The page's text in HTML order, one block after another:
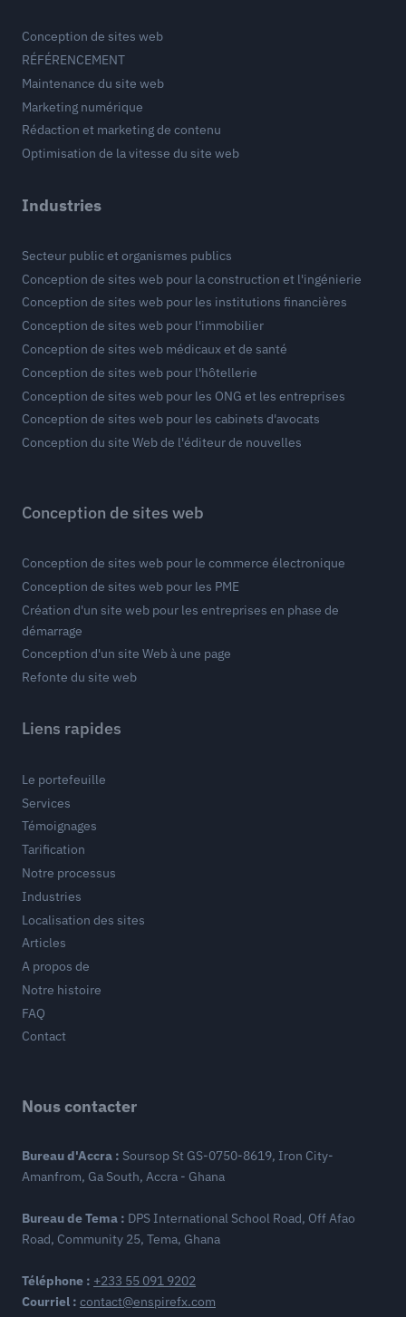
Conception de sites web
RÉFÉRENCEMENT
Maintenance du site web
Marketing numérique
Rédaction et marketing de contenu
Optimisation de la vitesse du site web
Industries
Secteur public et organismes publics
Conception de sites web pour la construction et l'ingénierie
Conception de sites web pour les institutions financières
Conception de sites web pour l'immobilier
Conception de sites web médicaux et de santé
Conception de sites web pour l'hôtellerie
Conception de sites web pour les ONG et les entreprises
Conception de sites web pour les cabinets d'avocats
Conception du site Web de l'éditeur de nouvelles
Conception de sites web
Conception de sites web pour le commerce électronique
Conception de sites web pour les PME
Création d'un site web pour les entreprises en phase de
démarrage
Conception d'un site Web à une page
Refonte du site web
Liens rapides
Le portefeuille
Services
Témoignages
Tarification
Notre processus
Industries
Localisation des sites
Articles
A propos de
Notre histoire
FAQ
Contact
Nous contacter
Bureau d'Accra : Soursop St GS-0750-8619, Iron City-
Amanfrom, Ga South, Accra - Ghana
Bureau de Tema : DPS International School Road, Off Afao
Road, Community 25, Tema, Ghana
Téléphone : +233 55 091 9202
Courriel : contact@enspirefx.com